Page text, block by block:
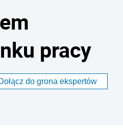
pracy
do grona ekspertów